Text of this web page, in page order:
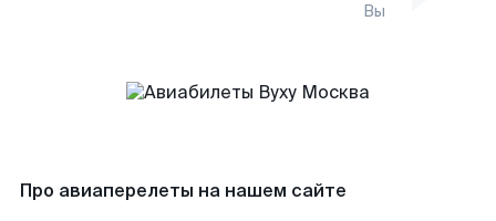
Вы
Про авиаперелеты на нашем сайте